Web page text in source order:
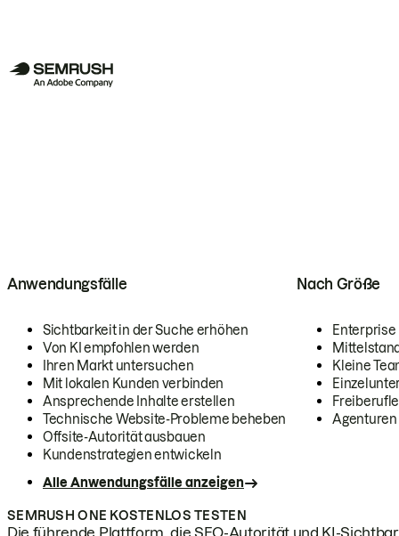
Anwendungsfälle
Sichtbarkeit in der Suche erhöhen
Von KI empfohlen werden
Ihren Markt untersuchen
Mit lokalen Kunden verbinden
Ansprechende Inhalte erstellen
Technische Website-Probleme beheben
Offsite-Autorität ausbauen
Kundenstrategien entwickeln
Alle Anwendungsfälle anzeigen
Nach Größe
Enterprise
Kleine
Agenturen
SEMRUSH ONE KOSTENLOS TESTEN
Die führende Plattform, die SEO-Autorität und KI-